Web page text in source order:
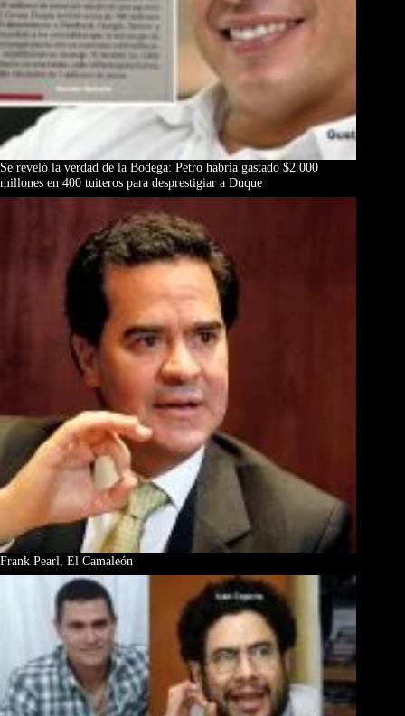
Se reveló la verdad de la Bodega: Petro habría gastado $2.000
millones en 400 tuiteros para desprestigiar a Duque
Frank Pearl, El Camaleón